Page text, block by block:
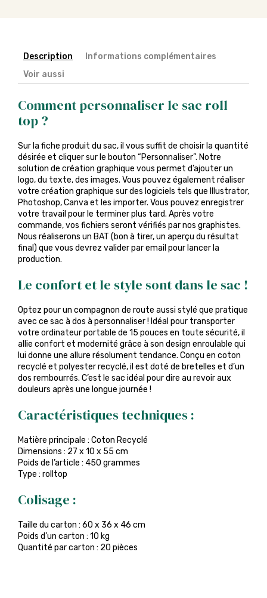
Description
Informations complémentaires
Voir aussi
Comment personnaliser le sac roll
top ?
Sur la fiche produit du sac, il vous suffit de choisir la quantité
désirée et cliquer sur le bouton “Personnaliser”. Notre
solution de création graphique vous permet d’ajouter un
logo, du texte, des images. Vous pouvez également réaliser
votre création graphique sur des logiciels tels que Illustrator,
Photoshop, Canva et les importer. Vous pouvez enregistrer
votre travail pour le terminer plus tard. Après votre
commande, vos fichiers seront vérifiés par nos graphistes.
Nous réaliserons un BAT (bon à tirer, un aperçu du résultat
final) que vous devrez valider par email pour lancer la
production.
Le confort et le style sont dans le sac !
Optez pour un compagnon de route aussi stylé que pratique
avec ce sac à dos à personnaliser ! Idéal pour transporter
votre ordinateur portable de 15 pouces en toute sécurité, il
allie confort et modernité grâce à son design enroulable qui
lui donne une allure résolument tendance. Conçu en coton
recyclé et polyester recyclé, il est doté de bretelles et d’un
dos rembourrés. C’est le sac idéal pour dire au revoir aux
douleurs après une longue journée !
Caractéristiques techniques :
Matière principale : Coton Recyclé
Dimensions : 27 x 10 x 55 cm
Poids de l’article : 450 grammes
Type : rolltop
Colisage :
Taille du carton : 60 x 36 x 46 cm
Poids d’un carton : 10 kg
Quantité par carton : 20 pièces